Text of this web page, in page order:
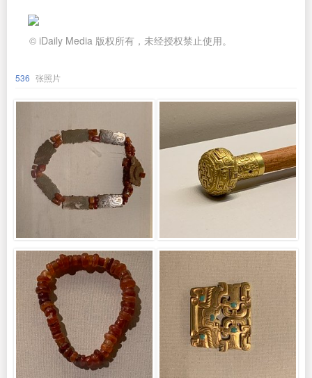
© iDaily Media 版权所有，未经授权禁止使用。
536 张照片